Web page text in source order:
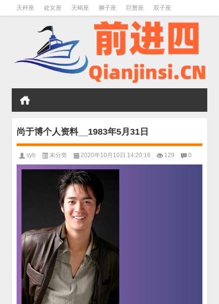
天秤座 处女座 天蝎座 狮子座 巨蟹座 双子座
尚于博个人资料__1983年5月31日
syb 未分类 2020年10月10日 14:20:16 129 0